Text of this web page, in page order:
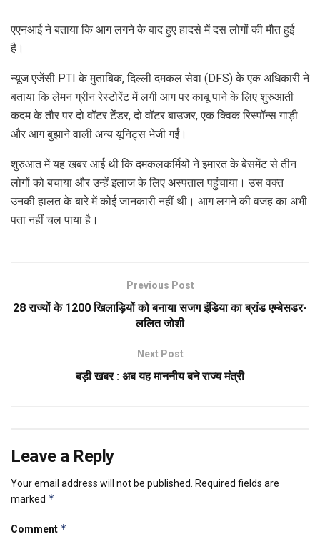
एएनआई ने बताया कि आग लगने के बाद हुए हादसे में दस लोगों की मौत हुई
है।
न्यूज एजेंसी PTI के मुताबिक, दिल्ली दमकल सेवा (DFS) के एक अधिकारी ने
बताया कि लेमन ग्रीन रेस्टोरेंट में लगी आग पर काबू पाने के लिए शुरुआती
कदम के तौर पर दो वॉटर टेंडर, दो वॉटर बाउजर, एक क्विक रिस्पॉन्स गाड़ी
और आग बुझाने वाली अन्य यूनिट्स भेजी गईं।
शुरुआत में यह खबर आई थी कि दमकलकर्मियों ने इमारत के बेसमेंट से तीन
लोगों को बचाया और उन्हें इलाज के लिए अस्पताल पहुंचाया। उस वक्त
उनकी हालत के बारे में कोई जानकारी नहीं थी। आग लगने की वजह का अभी
पता नहीं चल पाया है।
Previous Post
28 राज्यों के 1200 खिलाड़ियों को बनाया सजग इंडिया का ब्रांड एम्बेसडर-
ललित जोशी
Next Post
बड़ी खबर : अब यह माननीय बने राज्य मंत्री
Leave a Reply
Your email address will not be published. Required fields are
marked *
Comment *